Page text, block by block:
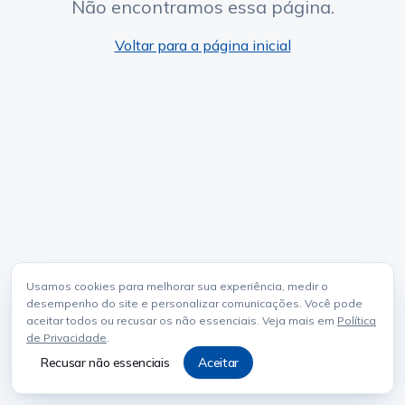
Usamos cookies para melhorar sua experiência, medir o
desempenho do site e personalizar comunicações. Você pode
aceitar todos ou recusar os não essenciais. Veja mais em Política
de Privacidade.
Recusar não essenciais Aceitar
Não encontramos essa página.
Voltar para a página inicial